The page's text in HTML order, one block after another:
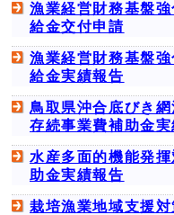
漁業経営財務基盤
給金交付申請
漁業経営財務基盤
給金実績報告
鳥取県沖合底びき網
存続事業費補助金
水産多面的機能発
助金実績報告
栽培漁業地域支援